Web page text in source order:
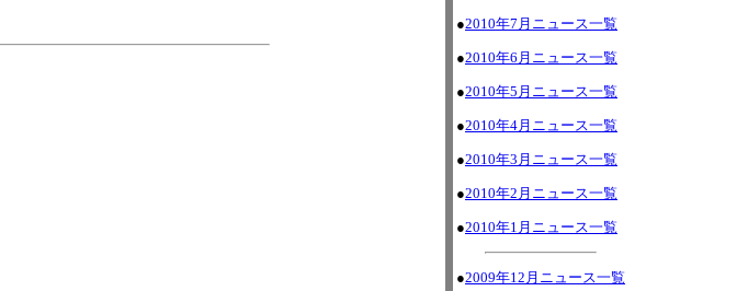
●2010年7月ニュース一覧
●2010年6月ニュース一覧
●2010年5月ニュース一覧
●2010年4月ニュース一覧
●2010年3月ニュース一覧
●2010年2月ニュース一覧
●2010年1月ニュース一覧
●2009年12月ニュース一覧